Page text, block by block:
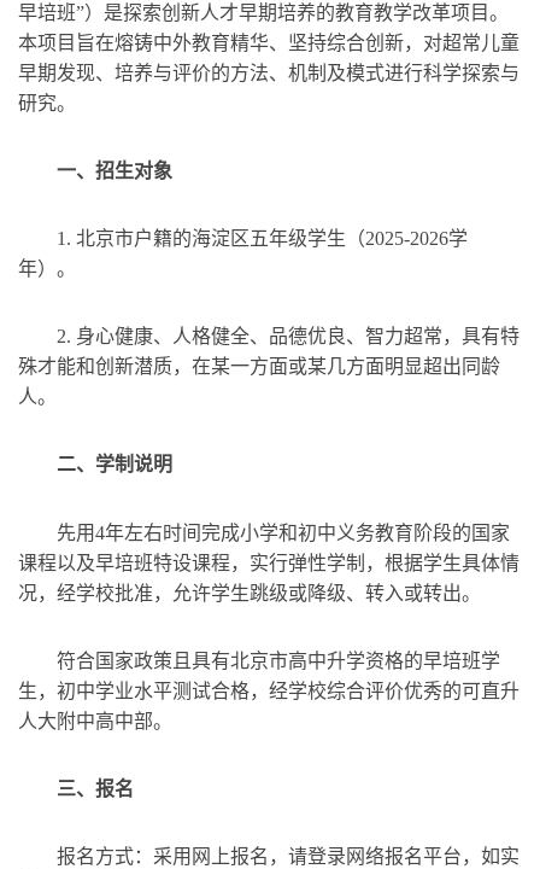
早培班”）是探索创新人才早期培养的教育教学改革项目。
本项目旨在熔铸中外教育精华、坚持综合创新，对超常儿童
早期发现、培养与评价的方法、机制及模式进行科学探索与
研究。
一、 招生对象
1. 北京市户籍的海淀区五年级学生（2025-2026学
年）。
2. 身心健康、人格健全、品德优良、智力超常，具有特
殊才能和创新潜质，在某一方面或某几方面明显超出同龄
人。
二、 学制说明
先用4年左右时间完成小学和初中义务教育阶段的国家
课程以及早培班特设课程，实行弹性学制，根据学生具体情
况，经学校批准，允许学生跳级或降级、转入或转出。
符合国家政策且具有北京市高中升学资格的早培班学
生，初中学业水平测试合格，经学校综合评价优秀的可直升
人大附中高中部。
三、 报名
报名方式：采用网上报名，请登录网络报名平台，如实